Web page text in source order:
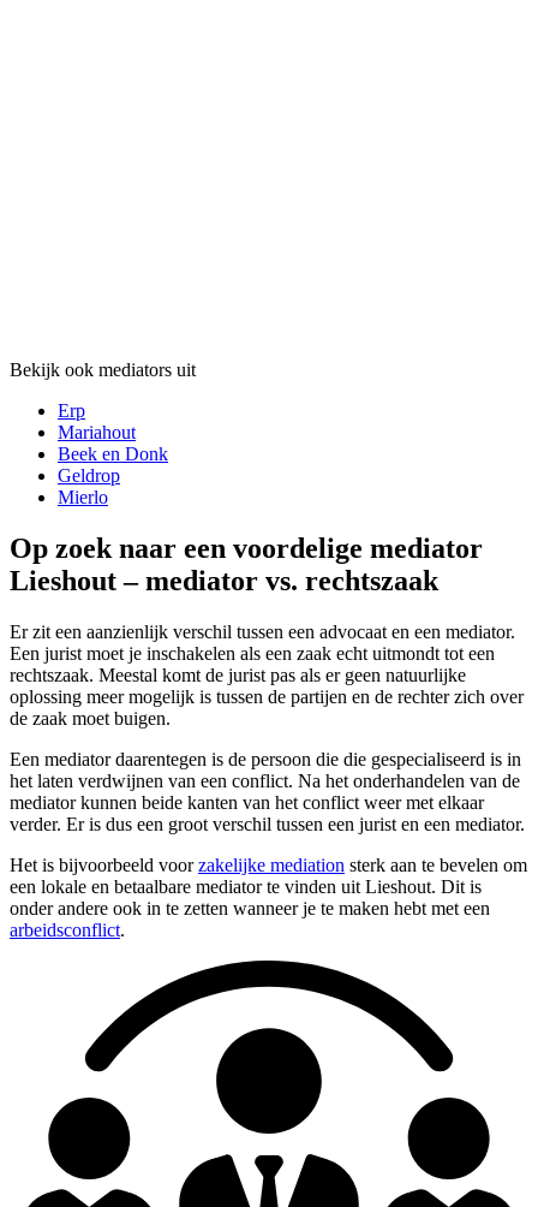
Bekijk ook mediators uit
Erp
Mariahout
Beek en Donk
Geldrop
Mierlo
Op zoek naar een voordelige mediator
Lieshout – mediator vs. rechtszaak
Er zit een aanzienlijk verschil tussen een advocaat en een mediator.
Een jurist moet je inschakelen als een zaak echt uitmondt tot een
rechtszaak. Meestal komt de jurist pas als er geen natuurlijke
oplossing meer mogelijk is tussen de partijen en de rechter zich over
de zaak moet buigen.
Een mediator daarentegen is de persoon die die gespecialiseerd is in
het laten verdwijnen van een conflict. Na het onderhandelen van de
mediator kunnen beide kanten van het conflict weer met elkaar
verder. Er is dus een groot verschil tussen een jurist en een mediator.
Het is bijvoorbeeld voorzakelijke mediation sterk aan te bevelen om
een lokale en betaalbare mediator te vinden uit Lieshout. Dit is
onder andere ook in te zetten wanneer je te maken hebt met een
arbeidsconflict.